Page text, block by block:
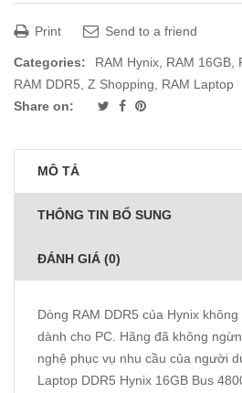
Print Send to a friend
Categories: RAM Hynix, RAM 16GB,
RAM DDR5, Z Shopping, RAM Laptop
Share on:
MÔ TẢ
THÔNG TIN BỔ SUNG
ĐÁNH GIÁ (0)
Dòng RAM DDR5 của Hynix
dành cho PC. Hãng đã không
nghệ phục vụ nhu cầu của người
Laptop DDR5 Hynix 16GB Bus